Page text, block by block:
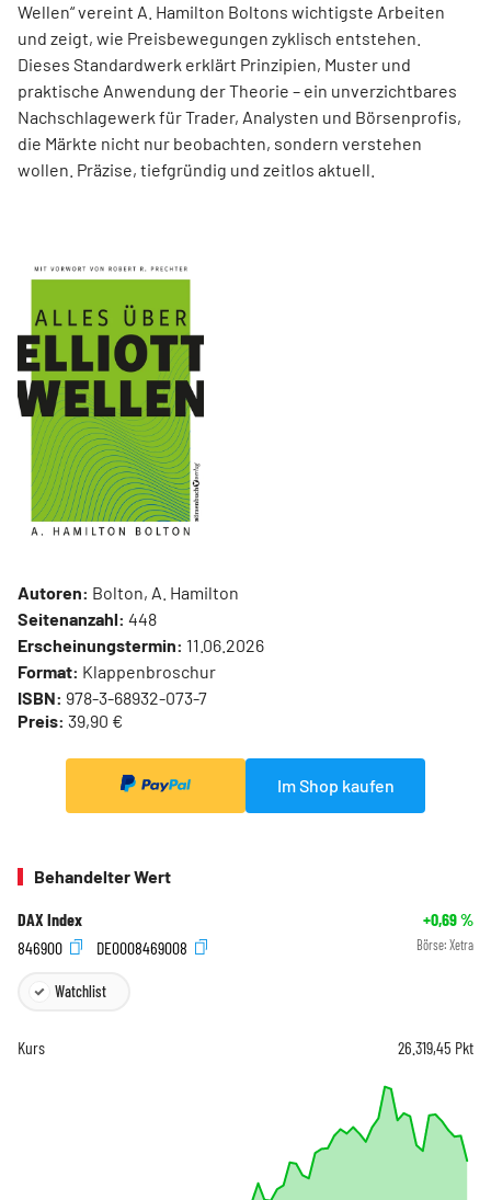
Wellen“ vereint A. Hamilton Boltons wichtigste Arbeiten
und zeigt, wie Preisbewegungen zyklisch entstehen.
Dieses Standardwerk erklärt Prinzipien, Muster und
praktische Anwendung der Theorie – ein unverzichtbares
Nachschlagewerk für Trader, Analysten und Börsenprofis,
die Märkte nicht nur beobachten, sondern verstehen
wollen. Präzise, tiefgründig und zeitlos aktuell.
Autoren: Bolton, A. Hamilton
Seitenanzahl: 448
Erscheinungstermin: 11.06.2026
Format: Klappenbroschur
ISBN: 978-3-68932-073-7
Preis: 39,90 €
Im Shop kaufen
Behandelter Wert
DAX Index +0,69%
846900
DE0008469008 Börse: Xetra
Watchlist
Kurs 26.319,45 Pkt